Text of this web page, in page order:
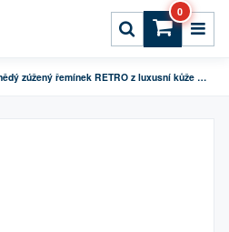
0
LAVVU Tmavě hnědý zúžený řemínek RETRO z luxusní kůže Top Grain - 20